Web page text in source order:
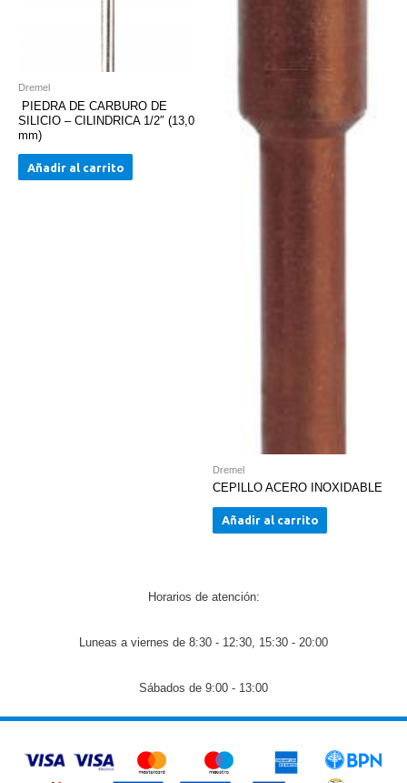
Dremel
PIEDRA DE CARBURO DE
SILICIO – CILINDRICA 1/2″ (13,0
mm)
Añadir al carrito
Dremel
CEPILLO ACERO INOXIDABLE
Añadir al carrito
Horarios de atención:
Luneas a viernes de 8:30 - 12:30, 15:30 - 20:00
Sábados de 9:00 - 13:00